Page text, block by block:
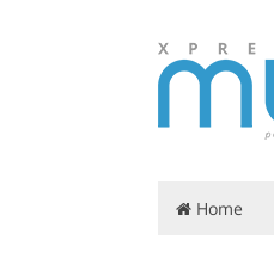
Home